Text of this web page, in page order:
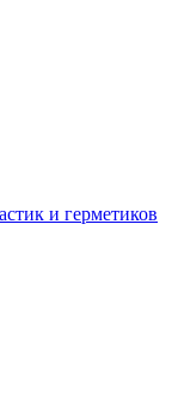
и герметиков